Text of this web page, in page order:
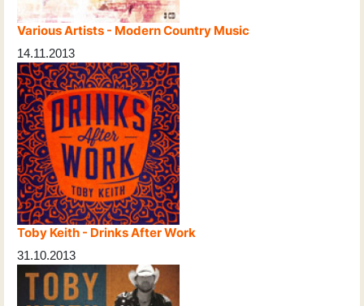
Various Artists - Modern Country Music
14.11.2013
Toby Keith - Drinks After Work
31.10.2013